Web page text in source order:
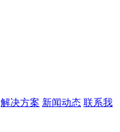
解决方案 新闻动态 联系我